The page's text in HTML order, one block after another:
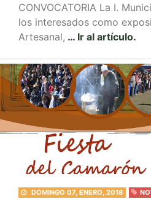
CONVOCATORIA La I.
los interesados como
Artesanal, … Ir al artículo.
DOMINGO 07, ENERO, 2018